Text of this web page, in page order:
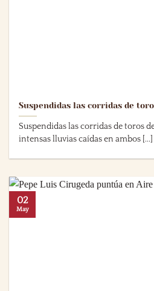
Suspendidas las corridas de
Suspendidas las corridas de toros
intensas lluvias caídas en ambos [...]
02
May